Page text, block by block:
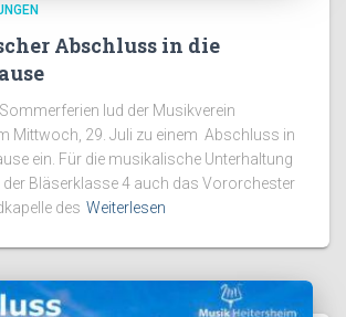
Abschluss in die
lud der Musikverein
Mittwoch, 29. Juli zu einem Abschluss in
ein. Für die musikalische Unterhaltung
der Bläserklasse 4 auch das Vororchester
des Weiterlesen